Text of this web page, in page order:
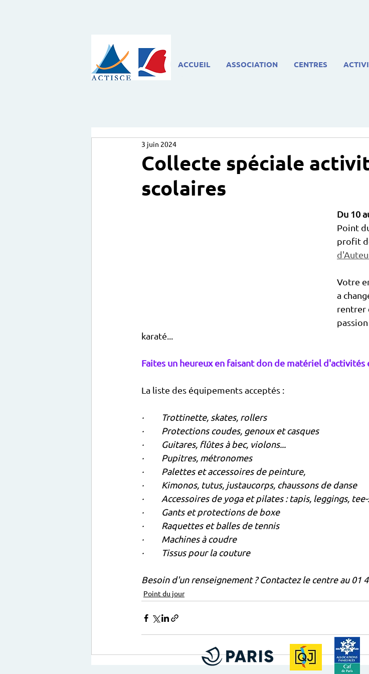
ACCUEIL ASSOCIATION CENTRES
Collecte spéciale
scolaires
3 juin 2024
Du 10
Point
profit
Votre
a
rentrer
karaté...
Faites un heureux en faisant don de matériel d'activités
La liste des équipements acceptés :
·         Trottinette, skates, rollers
·         Protections coudes, genoux et casques
·         Guitares, flûtes à bec, violons...
·         Pupitres, métronomes
·         Palettes et accessoires de peinture,
·         Kimonos, tutus, justaucorps, chaussons de danse
·         Accessoires de yoga et pilates : tapis, leggings,
·         Gants et protections de boxe
·         Raquettes et balles de tennis
·         Machines à coudre
·         Tissus pour la couture
Besoin d'un renseignement ? Contactez le centre au 01
Point du jour